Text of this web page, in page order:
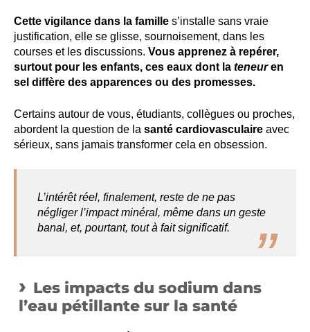
Cette vigilance dans la famille s’installe sans vraie
justification, elle se glisse, sournoisement, dans les
courses et les discussions. Vous apprenez à repérer,
surtout pour les enfants, ces eaux dont la teneuren
sel diffère des apparences ou des promesses.
Certains autour de vous, étudiants, collègues ou proches,
abordent la question de la santé cardiovasculaire avec
sérieux, sans jamais transformer cela en obsession.
L’intérêt réel, finalement, reste de ne pas
négliger l’impact minéral, même dans un geste
banal, et, pourtant, tout à fait significatif.
Les impacts du sodium dans
l’eau pétillante sur la santé